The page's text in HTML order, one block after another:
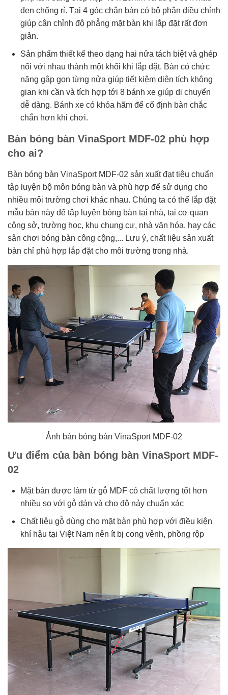
đen chống rỉ. Tại 4 góc chân bàn có bộ phận điều chỉnh
giúp cân chỉnh độ phẳng mặt bàn khi lắp đặt rất đơn
giản.
Sản phẩm thiết kế theo dạng hai nửa tách biệt và ghép
nối với nhau thành một khối khi lắp đặt. Bàn có chức
năng gập gọn từng nửa giúp tiết kiệm diện tích không
gian khi cần và tích hợp tới 8 bánh xe giúp di chuyển
dễ dàng. Bánh xe có khóa hãm để cố định bàn chắc
chắn hơn khi chơi.
Bàn bóng bàn VinaSport MDF-02 phù hợp
cho ai?
Bàn bóng bàn VinaSport MDF-02 sản xuất đạt tiêu chuẩn
tập luyện bộ môn bóng bàn và phù hợp để sử dụng cho
nhiều môi trường chơi khác nhau. Chúng ta có thể lắp đặt
mẫu bàn này để tập luyện bóng bàn tại nhà, tại cơ quan
công sở, trường học, khu chung cư, nhà văn hóa, hay các
sân chơi bóng bàn công cộng,... Lưu ý, chất liệu sản xuất
bàn chỉ phù hợp lắp đặt cho môi trường trong nhà.
Ảnh bàn bóng bàn VinaSport MDF-02
Ưu điểm của bàn bóng bàn VinaSport MDF-
02
Mặt bàn được làm từ gỗ MDF có chất lượng tốt hơn
nhiều so với gỗ dán và cho độ nảy chuẩn xác
Chất liệu gỗ dùng cho mặt bàn phù hợp với điều kiện
khí hậu tại Việt Nam nên ít bị cong vênh, phồng rộp